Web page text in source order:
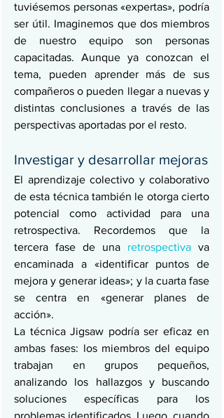
tuviésemos personas «expertas», podría
ser útil. Imaginemos que dos miembros
de nuestro equipo son personas
capacitadas. Aunque ya conozcan el
tema, pueden aprender más de sus
compañeros o pueden llegar a nuevas y
distintas conclusiones a través de las
perspectivas aportadas por el resto.
Investigar y desarrollar mejoras
El aprendizaje colectivo y colaborativo
de esta técnica también le otorga cierto
potencial como actividad para una
retrospectiva. Recordemos que la
tercera fase de una retrospectiva va
encaminada a «identificar puntos de
mejora y generar ideas»; y la cuarta fase
se centra en «generar planes de
acción».
La técnica Jigsaw podría ser eficaz en
ambas fases: los miembros del equipo
trabajan en grupos pequeños,
analizando los hallazgos y buscando
soluciones específicas para los